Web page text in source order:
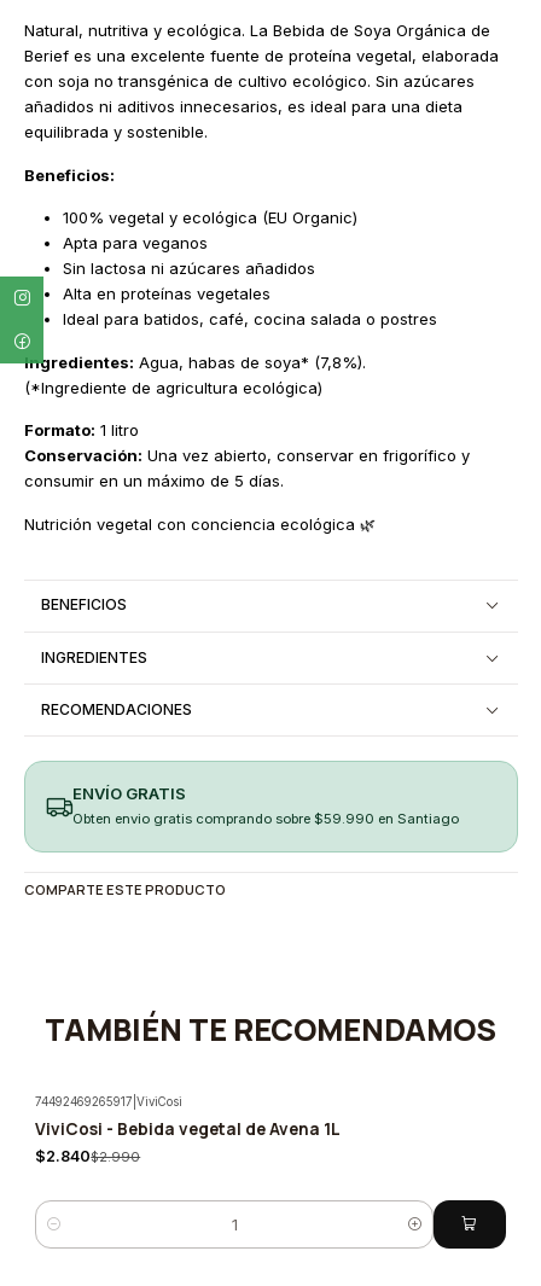
Natural, nutritiva y ecológica. La Bebida de Soya Orgánica de
Berief es una excelente fuente de proteína vegetal, elaborada
con soja no transgénica de cultivo ecológico. Sin azúcares
añadidos ni aditivos innecesarios, es ideal para una dieta
equilibrada y sostenible.
Beneficios:
100% vegetal y ecológica (EU Organic)
Apta para veganos
Sin lactosa ni azúcares añadidos
Alta en proteínas vegetales
Ideal para batidos, café, cocina salada o postres
Ingredientes: Agua, habas de soya* (7,8%).
(*Ingrediente de agricultura ecológica)
Formato: 1 litro
Conservación: Una vez abierto, conservar en frigorífico y
consumir en un máximo de 5 días.
Nutrición vegetal con conciencia ecológica 🌿
BENEFICIOS
INGREDIENTES
RECOMENDACIONES
ENVÍO GRATIS
Obten envio gratis comprando sobre $59.990 en Santiago
COMPARTE ESTE PRODUCTO
TAMBIÉN TE RECOMENDAMOS
-5%
74492469265917 |ViviCosi
ViviCosi - Bebida vegetal de Avena 1L
$2.840$2.990
Cantidad